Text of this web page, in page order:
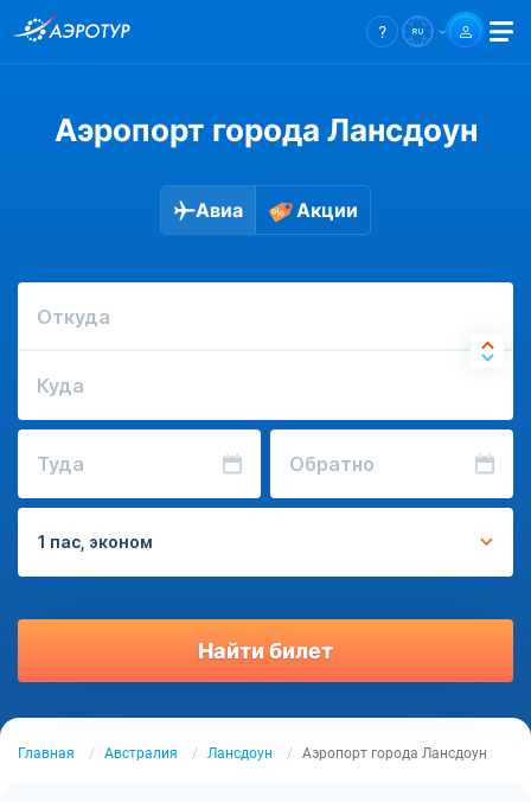
Аэропорт города Лансдоун
Авиа Акции
Откуда
Куда
Туда Обратно
1 пас, эконом
Найти билет
Главная Австралия Лансдоун Аэропорт города Лансдоун